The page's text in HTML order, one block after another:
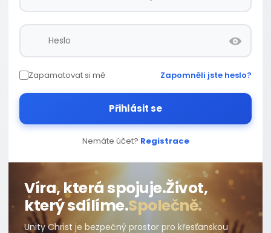
Zapamatovat si mě Zapomněli jste heslo?
Přihlásit se
Nemáte účet? Registrace
Víra, která spojuje.Život,
který sdílíme.Společně.
Unity Christ je bezpečný prostor pro křesťanskou